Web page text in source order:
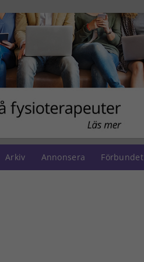
Arkiv Annonsera Förbundet